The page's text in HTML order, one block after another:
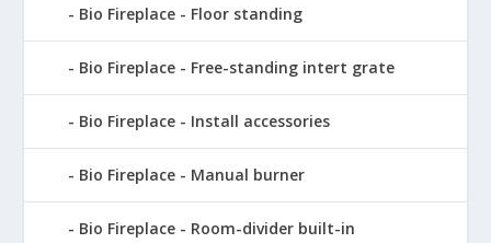
Bio Fireplace - Floor standing
Bio Fireplace - Free-standing intert grate
Bio Fireplace - Install accessories
Bio Fireplace - Manual burner
Bio Fireplace - Room-divider built-in